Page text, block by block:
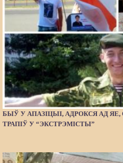
БЫЎ У АПАЗІЦЫІ, АДРОКСЯ АД
ТРАПІЎ У “ЭКСТРЭМІСТЫ”